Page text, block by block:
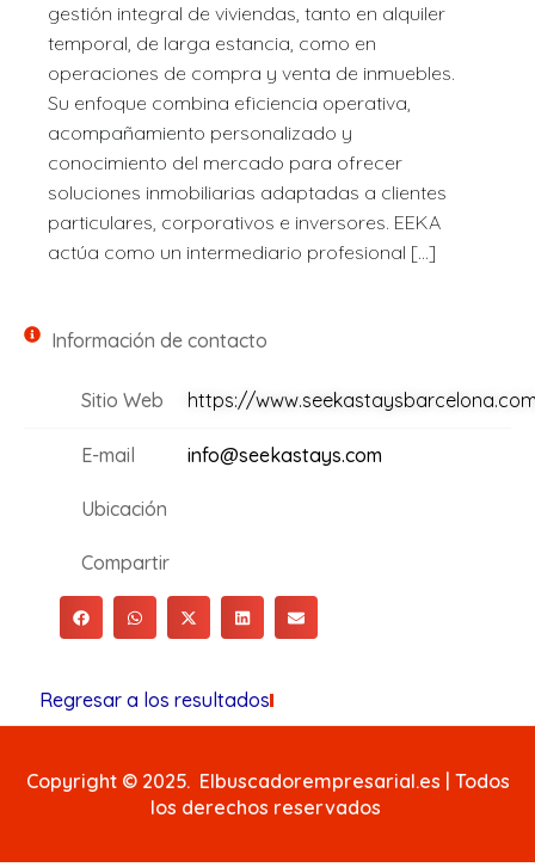
gestión integral de viviendas, tanto en alquiler
temporal, de larga estancia, como en
operaciones de compra y venta de inmuebles.
Su enfoque combina eficiencia operativa,
acompañamiento personalizado y
conocimiento del mercado para ofrecer
soluciones inmobiliarias adaptadas a clientes
particulares, corporativos e inversores. EEKA
actúa como un intermediario profesional […]
Información de contacto
Sitio Web https://
E-mail info@seekastays.com
Ubicación
Compartir
Regresar a los resultados
Copyright © 2025. Elbuscadorempresarial.es | Todos
los derechos reservados